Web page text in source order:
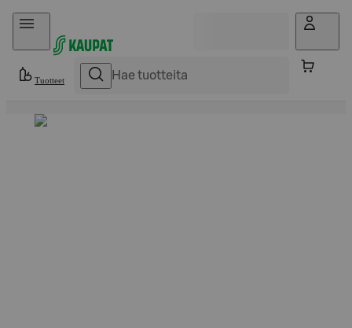
Hyppää sisältöön
Tuotteet